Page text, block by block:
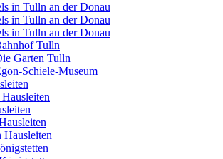
in Tulln an der Donau
in Tulln an der Donau
in Tulln an der Donau
Tulln
Garten Tulln
Schiele-Museum
Hausleiten